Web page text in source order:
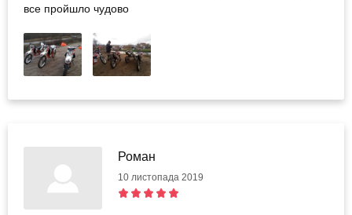
все пройшло чудово
Роман
10 листопада 2019